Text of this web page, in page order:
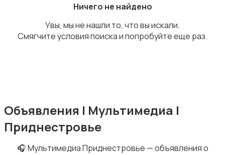
Клавиатуры и мыши
Ничего не найдено
Увы, мы не нашли то, что вы искали.
Смягчите условия поиска и попробуйте еще раз.
Объявления | Мультимедиа |
Приднестровье
🎧 Мультимедиа Приднестровье — объявления о